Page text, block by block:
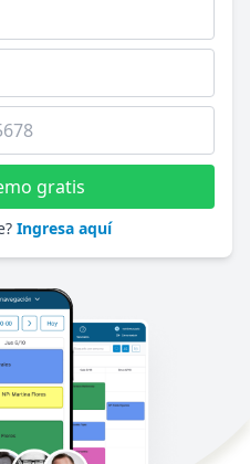
gratis
Ingresa aquí